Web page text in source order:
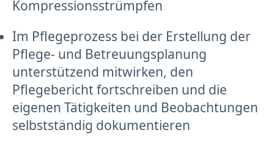
Kompressionsstrümpfen
Im Pflegeprozess bei der Erstellung der
Pflege- und Betreuungsplanung
unterstützend mitwirken, den
Pflegebericht fortschreiben und die
eigenen Tätigkeiten und Beobachtungen
selbstständig dokumentieren